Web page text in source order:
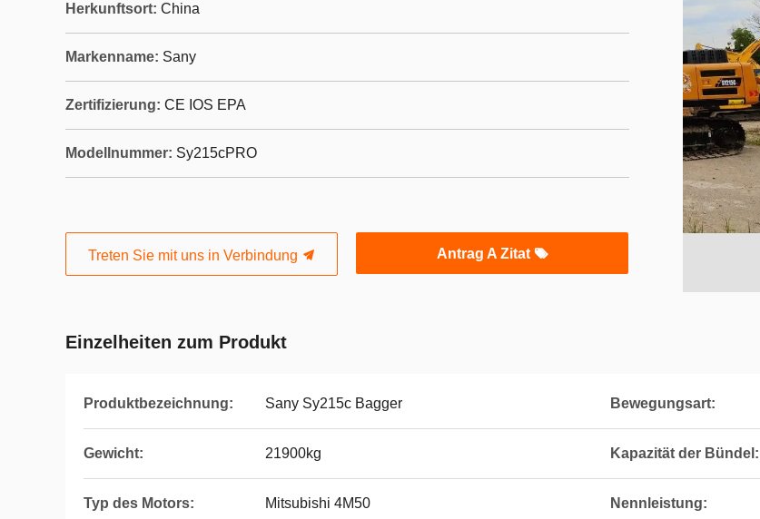
Herkunftsort: China
Markenname: Sany
Zertifizierung: CE IOS EPA
Modellnummer: Sy215cPRO
Treten Sie mit uns in Verbindung Antrag A Zitat
Einzelheiten zum Produkt
Produktbezeichnung: Sany Sy215c Bagger Bewegungsart:
Gewicht: 21900kg Kapazität der Bündel:
Typ des Motors: Mitsubishi 4M50 Nennleistung: